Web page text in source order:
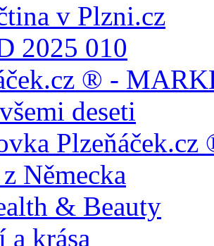
v Plzni.cz
2025 010
® -
deseti
Německa
& Beauty
a krása